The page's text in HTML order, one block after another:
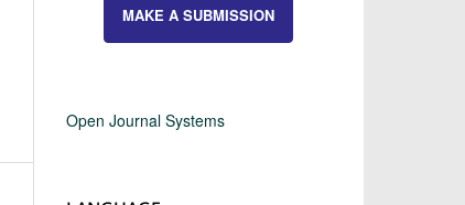
MAKE A SUBMISSION
Open Journal Systems